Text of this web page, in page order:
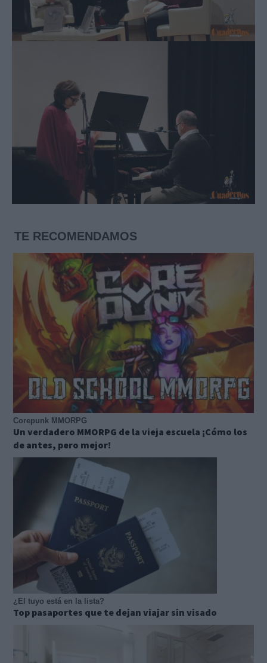
TE RECOMENDAMOS
Corepunk MMORPG
Un verdadero MMORPG de la vieja escuela ¡Cómo los
de antes, pero mejor!
¿El tuyo está en la lista?
Top pasaportes que te dejan viajar sin visado